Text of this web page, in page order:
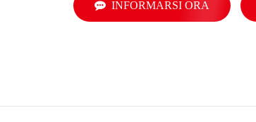
INFORMARSI ORA